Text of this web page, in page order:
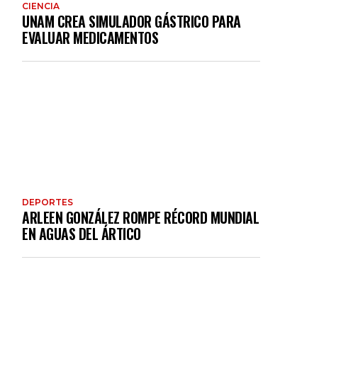
CIENCIA
UNAM CREA SIMULADOR GÁSTRICO PARA
EVALUAR MEDICAMENTOS
DEPORTES
ARLEEN GONZÁLEZ ROMPE RÉCORD MUNDIAL
EN AGUAS DEL ÁRTICO